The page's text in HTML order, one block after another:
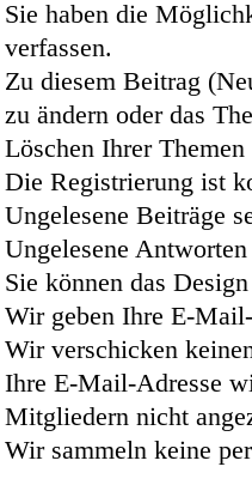
Sie haben die
verfassen.
Zu diesem Beitrag
zu ändern oder das
Löschen Ihrer
Die Registrierung ist
Ungelesene Beiträge
Ungelesene
Sie können das
Wir geben Ihre E-
Wir verschicken
Ihre E-Mail-Adresse
Mitgliedern nicht
Wir sammeln keine